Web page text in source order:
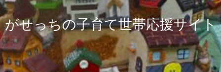
がせっちの子育て世帯応援サイト